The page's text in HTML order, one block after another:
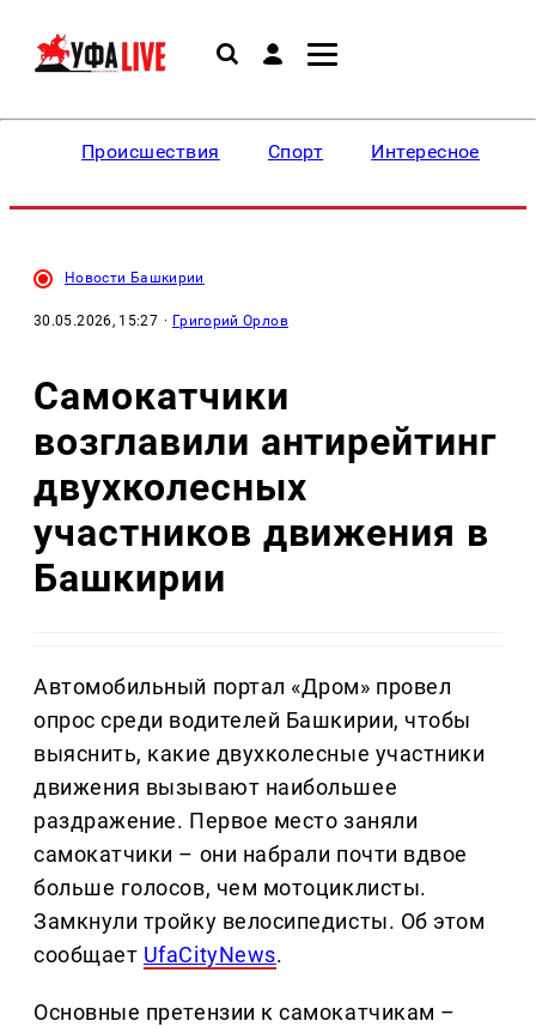
Происшествия Спорт Интересное
Новости Башкирии
30.05.2026, 15:27 · Григорий Орлов
Самокатчики
возглавили антирейтинг
двухколесных
участников движения в
Башкирии
Автомобильный портал «Дром» провел
опрос среди водителей Башкирии, чтобы
выяснить, какие двухколесные участники
движения вызывают наибольшее
раздражение. Первое место заняли
самокатчики – они набрали почти вдвое
больше голосов, чем мотоциклисты.
Замкнули тройку велосипедисты. Об этом
сообщает UfaCityNews.
Основные претензии к самокатчикам –